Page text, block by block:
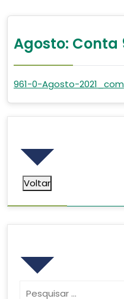
Agosto: Conta
961-0-Agosto-
Voltar